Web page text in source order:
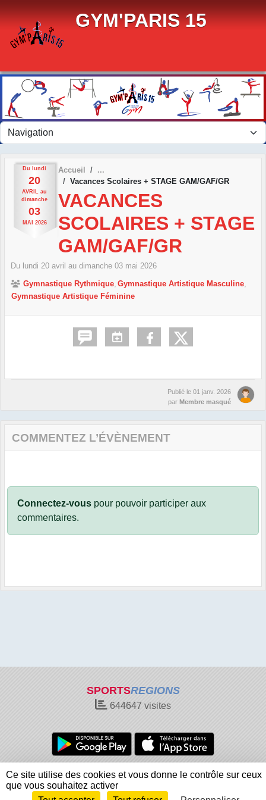
GYM'PARIS 15
Du lundi
20
AVRIL
au
dimanche
03
MAI 2026
Accueil
Vacances Scolaires + STAGE GAM/GAF/GR
VACANCES
SCOLAIRES + STAGE
GAM/GAF/GR
Du lundi 20 avril au dimanche 03 mai 2026
Gymnastique Rythmique Gymnastique Artistique Masculine
Gymnastique Artistique Féminine
Publié le 01 janv. 2026
par Membre masqué
COMMENTEZ L’ÉVÈNEMENT
Connectez-vous pour pouvoir participer aux
commentaires.
SPORTSREGIONS
644647 visites
Charte cookies
Gestion des cookies
Informations légales
Signaler un contenu inapproprié
Ce site utilise des cookies et vous donne le contrôle sur ceux
que vous souhaitez activer